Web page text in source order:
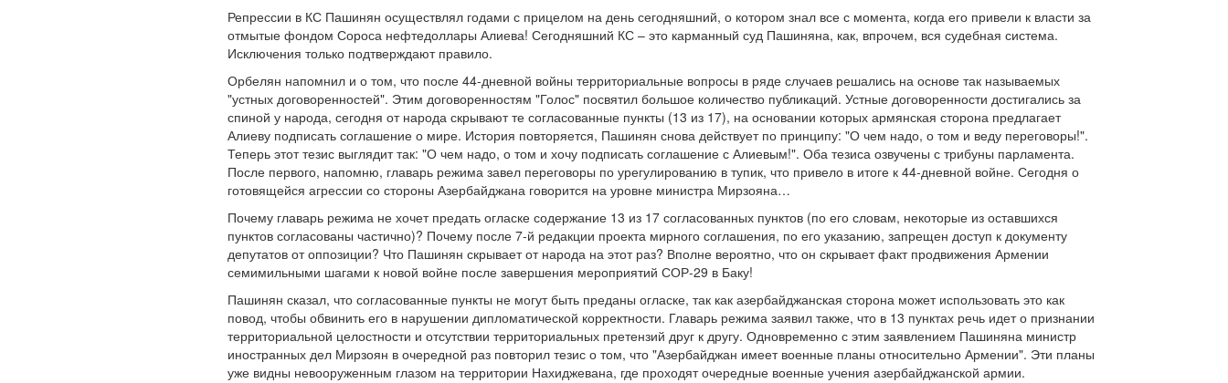
Репрессии в КС Пашинян осуществлял годами с прицелом на день сегодняшний, о котором знал все с момента, когда его привели к власти за
отмытые фондом Сороса нефтедоллары Алиева! Сегодняшний КС – это карманный суд Пашиняна, как, впрочем, вся судебная система.
Исключения только подтверждают правило.
Орбелян напомнил и о том, что после 44-дневной войны территориальные вопросы в ряде случаев решались на основе так называемых
"устных договоренностей". Этим договоренностям "Голос" посвятил большое количество публикаций. Устные договоренности достигались за
спиной у народа, сегодня от народа скрывают те согласованные пункты (13 из 17), на основании которых армянская сторона предлагает
Алиеву подписать соглашение о мире. История повторяется, Пашинян снова действует по принципу: "О чем надо, о том и веду переговоры!".
Теперь этот тезис выглядит так: "О чем надо, о том и хочу подписать соглашение с Алиевым!". Оба тезиса озвучены с трибуны парламента.
После первого, напомню, главарь режима завел переговоры по урегулированию в тупик, что привело в итоге к 44-дневной войне. Сегодня о
готовящейся агрессии со стороны Азербайджана говорится на уровне министра Мирзояна…
Почему главарь режима не хочет предать огласке содержание 13 из 17 согласованных пунктов (по его словам, некоторые из оставшихся
пунктов согласованы частично)? Почему после 7-й редакции проекта мирного соглашения, по его указанию, запрещен доступ к документу
депутатов от оппозиции? Что Пашинян скрывает от народа на этот раз? Вполне вероятно, что он скрывает факт продвижения Армении
семимильными шагами к новой войне после завершения мероприятий СОР-29 в Баку!
Пашинян сказал, что согласованные пункты не могут быть преданы огласке, так как азербайджанская сторона может использовать это как
повод, чтобы обвинить его в нарушении дипломатической корректности. Главарь режима заявил также, что в 13 пунктах речь идет о признании
территориальной целостности и отсутствии территориальных претензий друг к другу. Одновременно с этим заявлением Пашиняна министр
иностранных дел Мирзоян в очередной раз повторил тезис о том, что "Азербайджан имеет военные планы относительно Армении". Эти планы
уже видны невооруженным глазом на территории Нахиджевана, где проходят очередные военные учения азербайджанской армии.